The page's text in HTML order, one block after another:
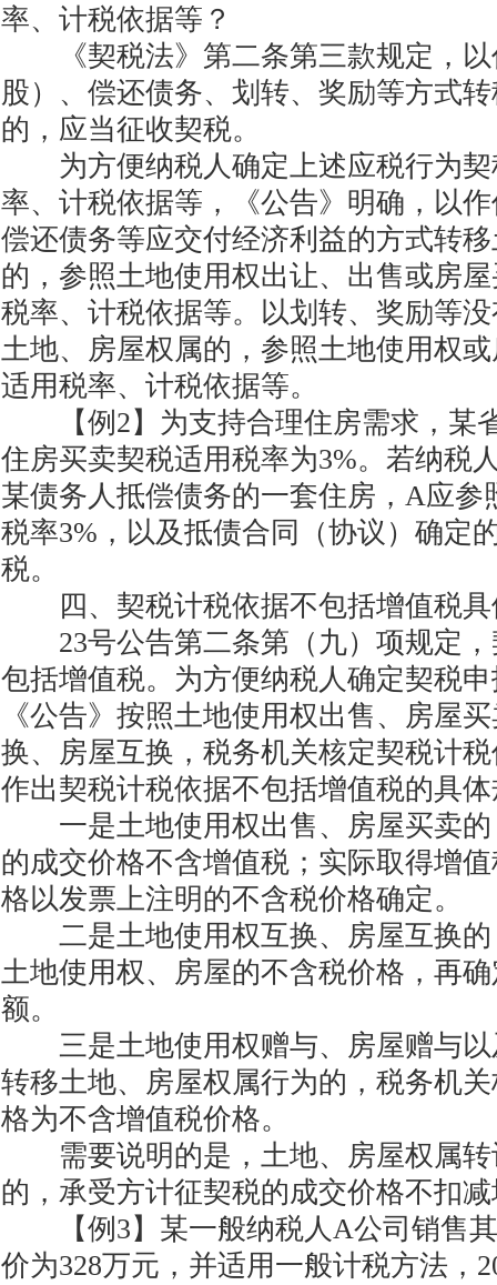
率、计税依据等？
《契税法》第二条第三款规定，以
股）、偿还债务、划转、奖励等方式
的，应当征收契税。
为方便纳税人确定上述应税行为契
率、计税依据等，《公告》明确，以
偿还债务等应交付经济利益的方式转
的，参照土地使用权出让、出售或房
税率、计税依据等。以划转、奖励等
土地、房屋权属的，参照土地使用权
适用税率、计税依据等。
【例2】为支持合理住房需求，某
住房买卖契税适用税率为3%。若纳税
某债务人抵偿债务的一套住房，A应参
税率3%，以及抵债合同（协议）确定
税。
四、契税计税依据不包括增值税具
23号公告第二条第（九）项规定，
包括增值税。为方便纳税人确定契税
《公告》按照土地使用权出售、房屋
换、房屋互换，税务机关核定契税计
作出契税计税依据不包括增值税的具
一是土地使用权出售、房屋买卖的
的成交价格不含增值税；实际取得增
格以发票上注明的不含税价格确定。
二是土地使用权互换、房屋互换的
土地使用权、房屋的不含税价格，再
额。
三是土地使用权赠与、房屋赠与以
转移土地、房屋权属行为的，税务机
格为不含增值税价格。
需要说明的是，土地、房屋权属转
的，承受方计征契税的成交价格不扣
【例3】某一般纳税人A公司销售其
价为328万元，并适用一般计税方法，